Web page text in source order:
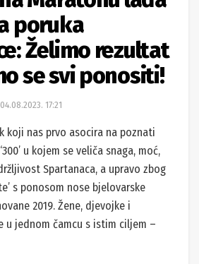
poruka
Želimo rezultat
se svi ponositi!
04.08.2023. 17:21
koji nas prvo asocira na poznati
u kojem se veliča snaga, moć,
Spartanaca, a upravo zbog
s ponosom nose bjelovarske
2019. Žene, djevojke i
u jednom čamcu s istim ciljem –